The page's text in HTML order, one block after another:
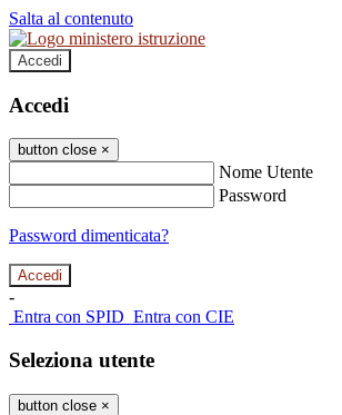
Salta al contenuto
Accedi
Accedi
button close ×
Nome Utente
Password
Password dimenticata?
-
Entra con SPID Entra con CIE
Seleziona utente
button close ×